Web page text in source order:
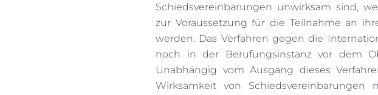
Schiedsvereinbarungen unwirksam sind,
zur Voraussetzung für die Teilnahme an
werden. Das Verfahren gegen die
noch in der Berufungsinstanz vor dem
Unabhängig vom Ausgang dieses
Wirksamkeit von Schiedsvereinbarungen